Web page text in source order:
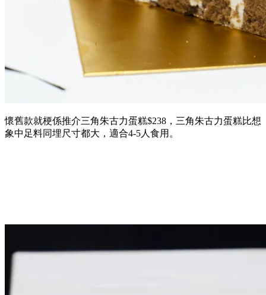
懷舊款就梗係推介三角朱古力蛋糕$238，三角朱古力蛋糕比想
象中足料同埋尺寸都大，適合4-5人食用。